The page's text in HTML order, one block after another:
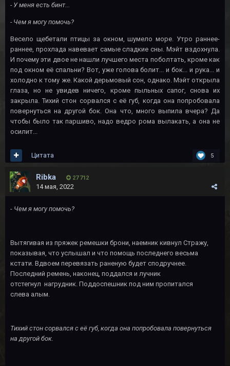
- У меня есть бинт...
- Чем я могу помочь?
Весело щебетали птицы за окном, шумело море. Утро раннее-
раннее, прохлада навевает самые сладкие сны. Мэйт вздохнула.
И почему эти двое не нашли лучшего места поболтать, кроме как
под окном её спальни? Вот, уже голова болит... и бок... и рука... и
холодно к тому же. Какой дерьмовый сон, однако. Мэйт открыла
глаза, но не увидев ничего, кроме пыльных сапог, снова их
закрыла. Тихий стон сорвался с её губ, когда она попробовала
повернуться на другой бок. Она что, много выпила вчера? Да
чтобы было так паршиво, надо ведро рома вылакать, а она не
осилит...
5
Цитата
Ribka 27 712
14 мая, 2022
- Чем я могу помочь?
Вытягивая из пряжек ремешки брони, наемник кивнул Стражу,
показывая, что услышал и что помощь последнего весьма
кстати. Вдвоем перевязать раненую будет сподручнее.
Последний ремень, наконец, поддался и лучник
отстегнул нагрудник. Поддоспешник под ним пропитался
слева алым.
Тихий стон сорвался с её губ, когда она попробовала повернуться
на другой бок.